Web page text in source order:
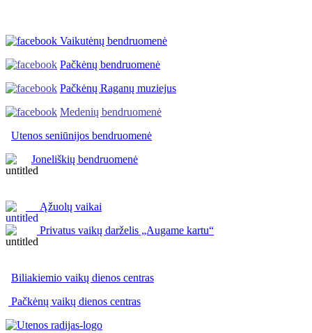
Vaikutėnų bendruomenė
Pačkėnų bendruomenė
Pačkėnų Raganų muziejus
Medenių bendruomenė
Utenos seniūnijos bendruomenė
Joneliškių bendruomenė
Ąžuolų vaikai
Privatus vaikų darželis „Augame kartu“
Biliakiemio vaikų dienos centras
Pačkėnų vaikų dienos centras